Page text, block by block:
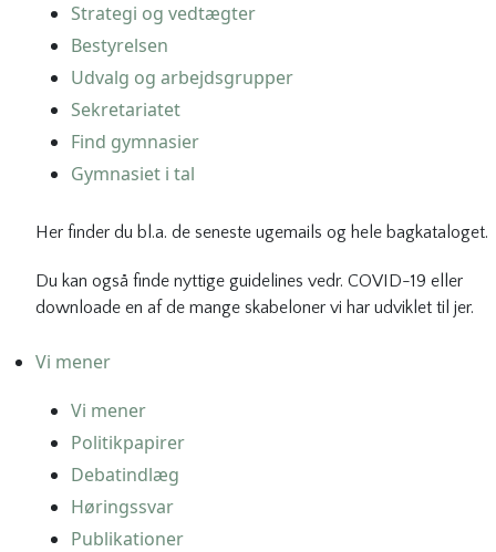
Strategi og vedtægter
Bestyrelsen
Udvalg og arbejdsgrupper
Sekretariatet
Find gymnasier
Gymnasiet i tal
Her finder du bl.a. de seneste ugemails og hele bagkataloget.
Du kan også finde nyttige guidelines vedr. COVID-19 eller
downloade en af de mange skabeloner vi har udviklet til jer.
Vi mener
Vi mener
Politikpapirer
Debatindlæg
Høringssvar
Publikationer